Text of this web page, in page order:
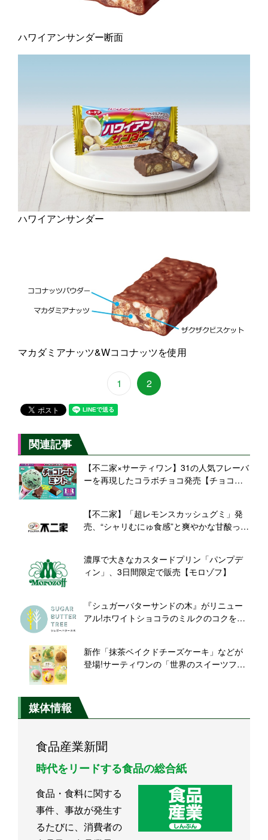
ハワイアンサンダー断面
ハワイアンサンダー
マカダミアナッツ&Wココナッツを使用
1 2
関連記事
【不二家×サーティワン】31の人気フレーバ
ーを再現したコラボチョコ発売【チョコミ
【不二家】「超レモンスカッシュグミ」発
売、“シャリむにゅ食感”と爽やかな甘酸っぱ
濃厚で大きなカスタードプリン「パンプデ
ィン」、3日間限定で販売【モロゾフ】
『シュガーバターサンドの木』がリニュー
アル!ホワイトショコラのミルクのコクを向
新作「抹茶ベイクドチーズケーキ」などが
登場!サーティワンの「世界のスイーツフレ
媒体情報
食品産業新聞
時代をリードする食品の総合紙
食品・食料に関する
事件、事故が発生す
るたびに、消費者の